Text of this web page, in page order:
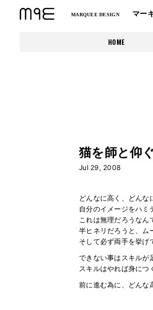
MARQUEE DESIGN マー
HOME
猫を師と仰
Jul 29, 2008
どんなに高く、どんな
自分のイメージをハミ
これは無理だろうなん
半ヒネリだろうと、ム
そして必ず両手を挙げ
できない事はスキルが
スキルはやれば身につ
前に進む為に、どんな